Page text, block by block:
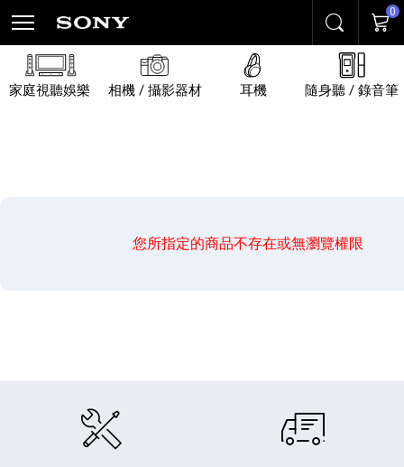
搜尋 購物
0
家庭視聽娛樂 相機 / 攝影器材 耳機 隨身聽 / 錄音筆
您所指定的商品不存在或無瀏覽權限